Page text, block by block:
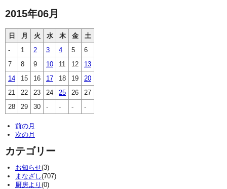
2015年06月
日 月 火 水 木 金
土
-
1 2 3 4 5
6
7
8 9 10 11 12
13
14
15 16 17 18 19
20
21
22 23 24 25 26
27
28
29 30 - - - -
前の月
次の月
カテゴリー
お知らせ(3)
まなざし(707)
厨房より (0)